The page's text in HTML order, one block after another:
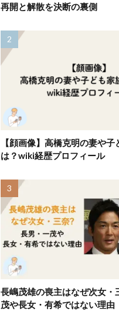
再開と解散を決断の裏側
【顔画像】高橋克明の妻や
は？wiki経歴プロフィール
長嶋茂雄の喪主はなぜ次女・
茂や長女・有希ではない理由